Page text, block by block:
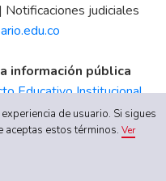
judiciales
información pública
Educativo Institucional
Estadístico|Régimen
|Código de Ética|Canal
UR
de usuario. Si sigues
aceptas estos términos.Ver